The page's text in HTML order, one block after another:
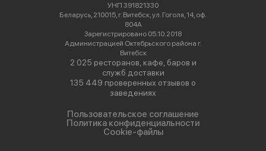
УНП 391821330
Беларусь, 210015, г. Витебск, ул. Гоголя, 14, оф.
804А
Зарегистрировано 05.10.2018
Администрацией Октябрьского района г.
Витебск
2 025 ресторанов, кафе, баров и
служб доставки
135 449 проверенных отзывов о
заведениях
Пользовательское соглашение
Политика конфиденциальности
Cookie-файлы